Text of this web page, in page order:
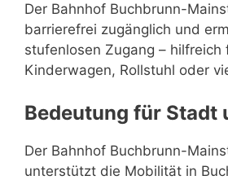
Der Bahnhof Buchbrunn-
barrierefrei zugänglich und
stufenlosen Zugang – hilfreich
Kinderwagen, Rollstuhl oder
Bedeutung für Stadt
Der Bahnhof Buchbrunn-
unterstützt die Mobilität in